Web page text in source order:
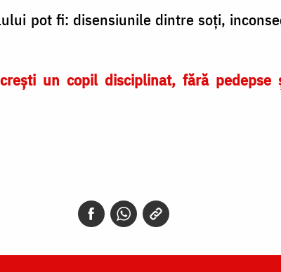
pot fi: disensiunile dintre soți,
un copil disciplinat, fără